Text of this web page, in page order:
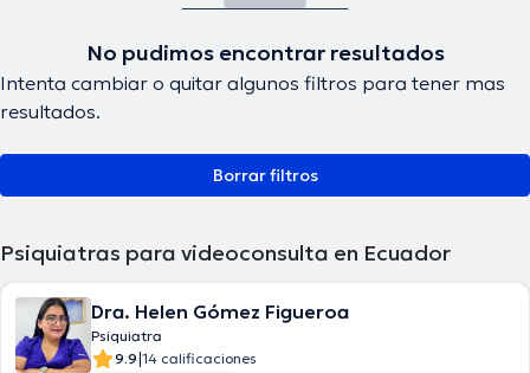
No pudimos encontrar resultados
Intenta cambiar o quitar algunos filtros para tener mas
resultados.
Borrar filtros
Psiquiatras para videoconsulta en Ecuador
Dra. Helen Gómez Figueroa
Psiquiatra
9.9|14 calificaciones